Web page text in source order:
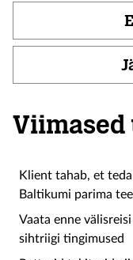
Viimased
Klient tahab, et
Baltikumi parima
Vaata enne
sihtriigi tingimused